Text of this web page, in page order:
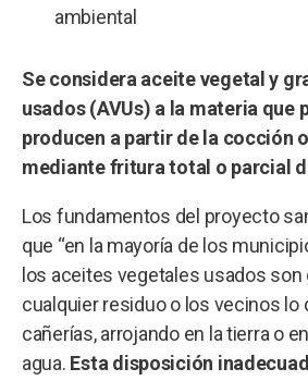
ambiental
Se considera aceite vegetal y
usados (AVUs) a la materia que
producen a partir de la cocción
mediante fritura total o parcial
Los fundamentos del proyecto
que “en la mayoría de los
los aceites vegetales usados
cualquier residuo o los vecinos lo
cañerías, arrojando en la tierra o
agua. Esta disposición